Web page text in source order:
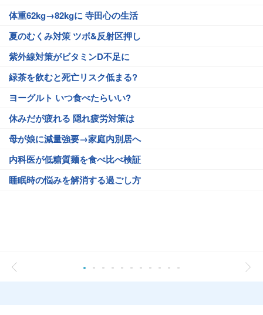
体重62kg→82kgに 寺田心の生活
夏のむくみ対策 ツボ&反射区押し
紫外線対策がビタミンD不足に
緑茶を飲むと死亡リスク低まる?
ヨーグルト いつ食べたらいい?
休みだが疲れる 隠れ疲労対策は
母が娘に減量強要→家庭内別居へ
内科医が低糖質麺を食べ比べ検証
睡眠時の悩みを解消する過ごし方